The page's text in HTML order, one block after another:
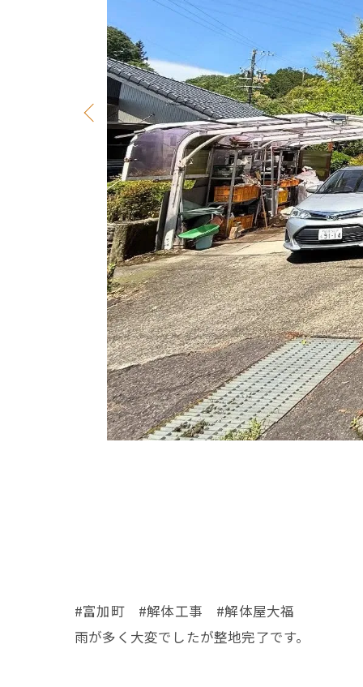
#富加町 #解体工事 #解体屋大福
雨が多く大変でしたが整地完了です。